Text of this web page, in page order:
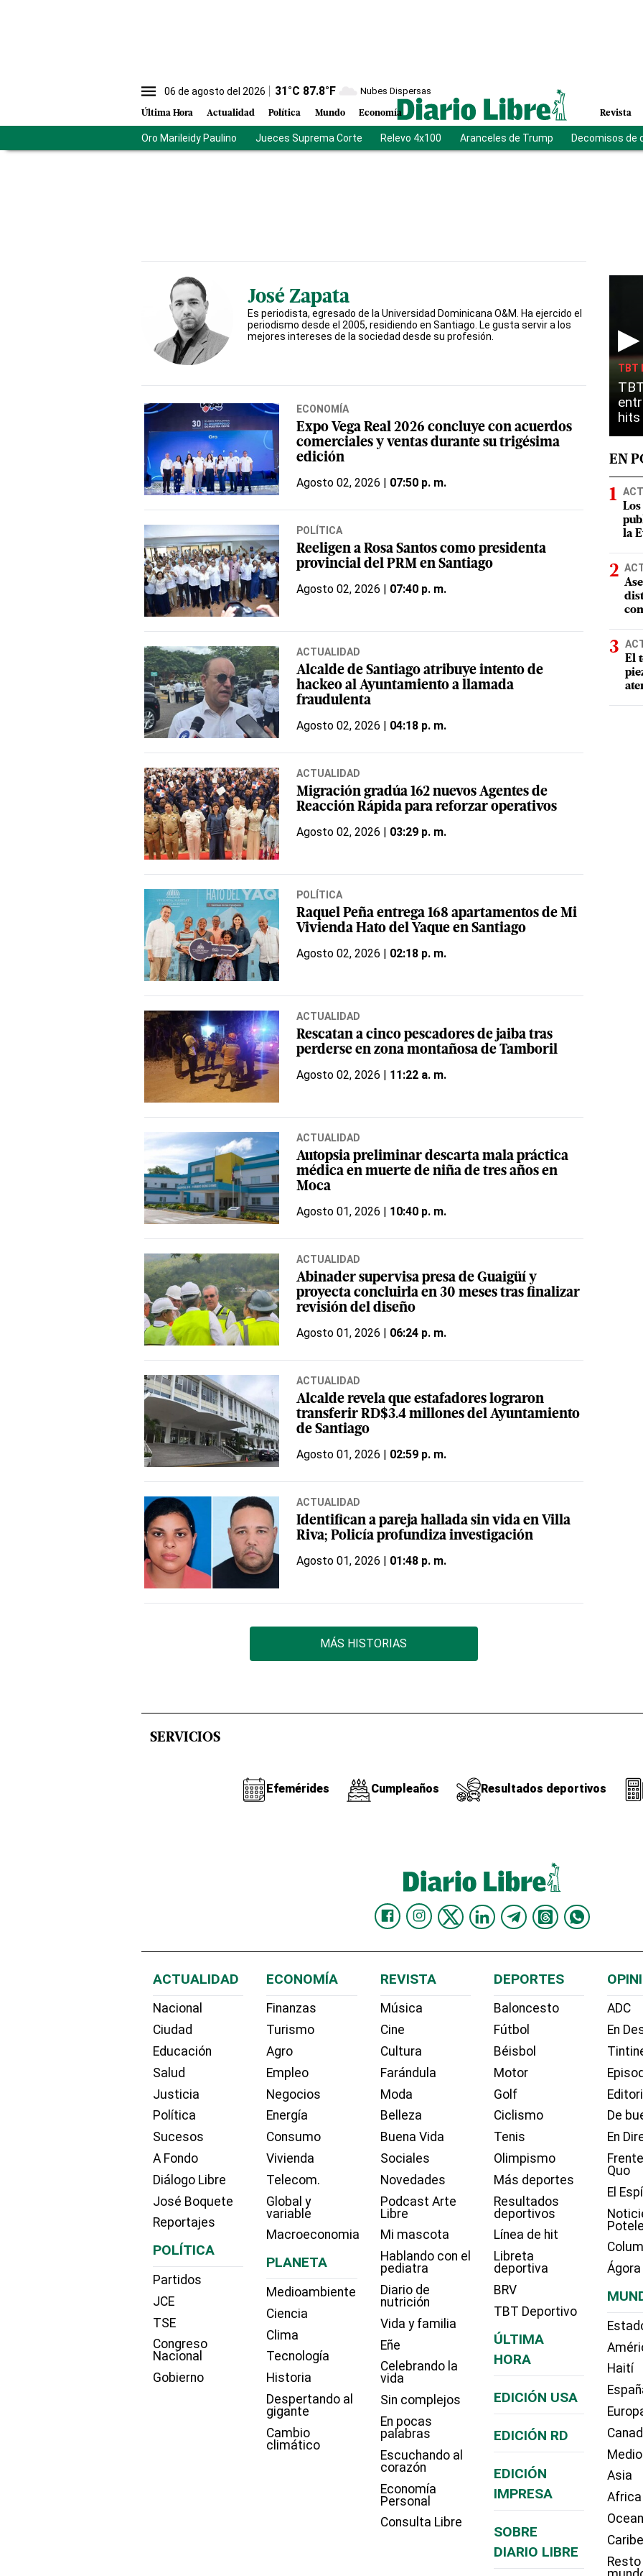
06 de agosto del 2026 31 °C 87.8°F Nubes Dispersas
Última Hora Actualidad Política Mundo Economía Revista
Oro Marileidy Paulino Jueces Suprema Corte Relevo 4x100 Aranceles de Trump Decomisos de
José Zapata
Es periodista, egresado de la Universidad Dominicana O&M. Ha ejercido el
periodismo desde el 2005, residiendo en Santiago. Le gusta servir a los
mejores intereses de la sociedad desde su profesión.
ECONOMÍA
Expo Vega Real 2026 concluye con acuerdos
comerciales y ventas durante su trigésima
edición
Agosto 02, 2026 | 07:50 p. m.
POLÍTICA
Reeligen a Rosa Santos como presidenta
provincial del PRM en Santiago
Agosto 02, 2026 | 07:40 p. m.
ACTUALIDAD
Alcalde de Santiago atribuye intento de
hackeo al Ayuntamiento a llamada
fraudulenta
Agosto 02, 2026 | 04:18 p. m.
ACTUALIDAD
Migración gradúa 162 nuevos Agentes de
Reacción Rápida para reforzar operativos
Agosto 02, 2026 | 03:29 p. m.
POLÍTICA
Raquel Peña entrega 168 apartamentos de Mi
Vivienda Hato del Yaque en Santiago
Agosto 02, 2026 | 02:18 p. m.
ACTUALIDAD
Rescatan a cinco pescadores de jaiba tras
perderse en zona montañosa de Tamboril
Agosto 02, 2026 | 11:22 a. m.
ACTUALIDAD
Autopsia preliminar descarta mala práctica
médica en muerte de niña de tres años en
Moca
Agosto 01, 2026 | 10:40 p. m.
ACTUALIDAD
Abinader supervisa presa de Guaigüí y
proyecta concluirla en 30 meses tras finalizar
revisión del diseño
Agosto 01, 2026 | 06:24 p. m.
ACTUALIDAD
Alcalde revela que estafadores lograron
transferir RD$3.4 millones del Ayuntamiento
de Santiago
Agosto 01, 2026 | 02:59 p. m.
ACTUALIDAD
Identifican a pareja hallada sin vida en Villa
Riva; Policía profundiza investigación
Agosto 01, 2026 | 01:48 p. m.
MÁS HISTORIAS
▶
TBT
hits
EN
la
El
SERVICIOS
Efemérides Cumpleaños Resultados deportivos
ACTUALIDAD
Nacional
Ciudad
Educación
Salud
Justicia
Política
Sucesos
A Fondo
Diálogo Libre
José Boquete
Reportajes
POLÍTICA
Partidos
JCE
TSE
Congreso
Nacional
Gobierno
ECONOMÍA
Finanzas
Turismo
Agro
Empleo
Negocios
Energía
Consumo
Vivienda
Telecom.
Global y
variable
Macroeconomia
PLANETA
Medioambiente
Ciencia
Clima
Tecnología
Historia
Despertando al
gigante
Cambio
climático
REVISTA
Música
Cine
Cultura
Farándula
Moda
Belleza
Buena Vida
Sociales
Novedades
Podcast Arte
Libre
Mi mascota
Hablando con el
pediatra
Diario de
nutrición
Vida y familia
Eñe
Celebrando la
vida
Sin complejos
En pocas
palabras
Escuchando al
corazón
Economía
Personal
Consulta Libre
DEPORTES
Baloncesto
Fútbol
Béisbol
Motor
Golf
Ciclismo
Tenis
Olimpismo
Más deportes
Resultados
deportivos
Línea de hit
Libreta
deportiva
BRV
TBT Deportivo
ÚLTIMA
HORA
EDICIÓN USA
EDICIÓN RD
EDICIÓN
IMPRESA
SOBRE
DIARIO LIBRE
ADC
En
De
En
Quo
El
Ágora
Haití
Asia
Africa
Caribe
Resto